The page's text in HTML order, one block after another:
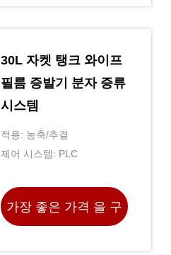
30L 자켓 탱크 와이프
필름 증발기 분자 증류
시스템
적용: 농축/추결
제어 시스템: PLC
가장 좋은 가격 을 구